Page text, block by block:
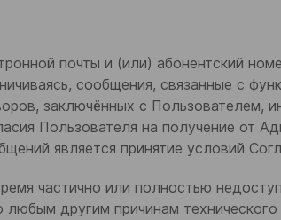
почты и (или) абонентский
сообщения, связанные с
заключённых с Пользователем,
Пользователя на получение от
является принятие условий
частично или полностью
другим причинам технического
свяжутся с Вами в
48 часов